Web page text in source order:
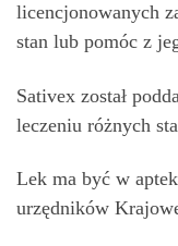
licencjonowanych
stan lub pomóc z
Sativex został
leczeniu różnych
Lek ma być w
urzędników